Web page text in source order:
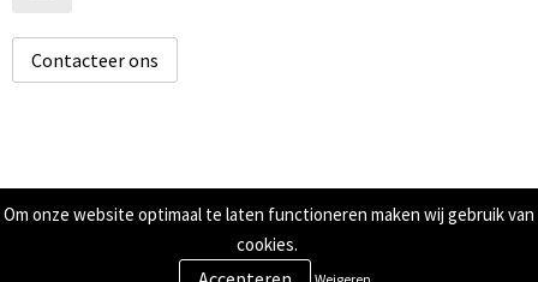
Contacteer ons
Informatie
Om onze website optimaal te laten functioneren maken wij gebruik van
cookies.
Weigeren